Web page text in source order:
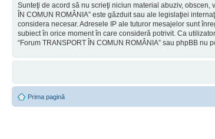
Sunteţi de acord să nu scrieţi niciun material abuziv,
ÎN COMUN ROMÂNIA” este găzduit sau ale legislaţiei
considera necesar. Adresele IP ale tuturor mesajelor sunt
subiect în orice moment în care consideră potrivit. Ca
“Forum TRANSPORT ÎN COMUN ROMÂNIA” sau phpBB
Prima pagină